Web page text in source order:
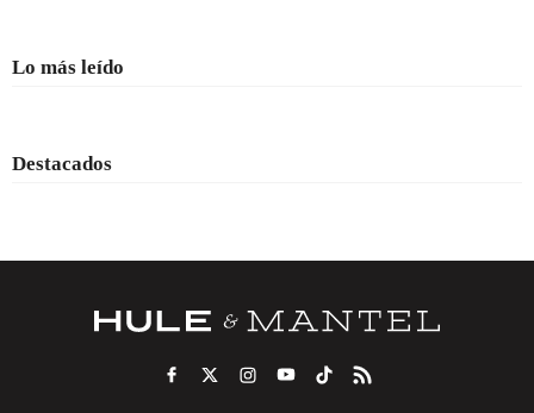
Lo más leído
Destacados